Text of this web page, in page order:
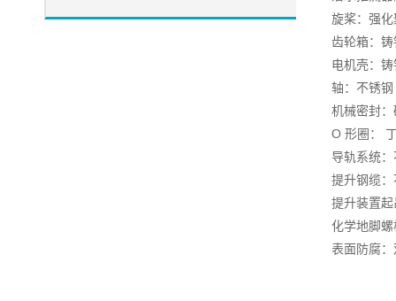
旋桨：强
齿轮箱：
电机壳：
轴：不锈钢
机械密封
O 形圈：
导轨系统
提升钢缆
提升装置
化学地脚
表面防腐